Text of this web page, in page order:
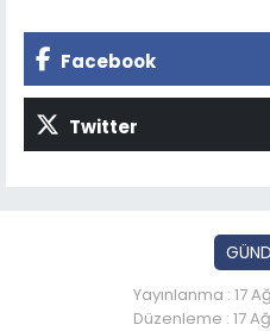
Facebook
Twitter
Yayınlanma : 17
Düzenleme : 17